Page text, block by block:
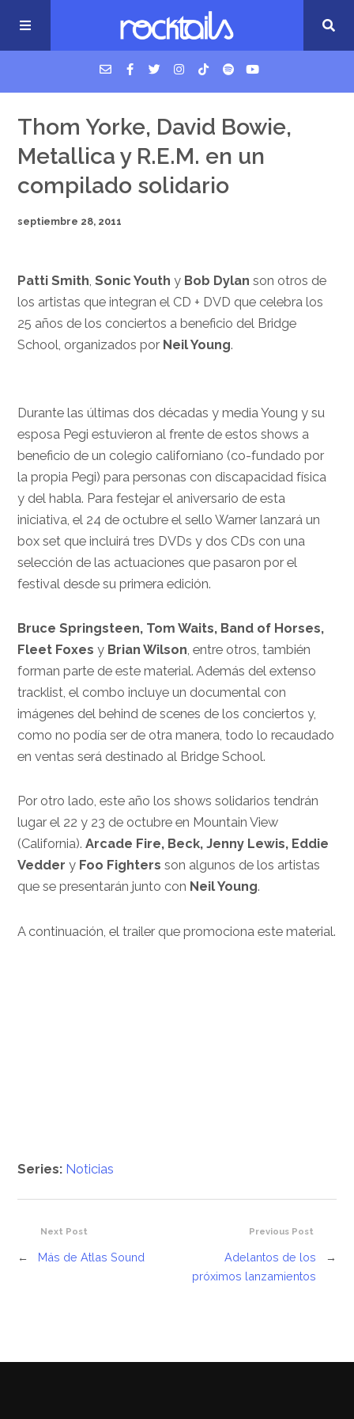
USM Podcast
Cigarrillos en la cama
Música nueva
Thom Yorke, David Bowie,
Metallica y R.E.M. en un
compilado solidario
septiembre 28, 2011
Patti Smith,Sonic Youth y Bob Dylan son otros de
los artistas que integran el CD + DVD que celebra los
25 años de los conciertos a beneficio del Bridge
School, organizados por Neil Young.
Durante las últimas dos décadas y media Young y su
esposa Pegi estuvieron al frente de estos shows a
beneficio de un colegio californiano (co-fundado por
la propia Pegi) para personas con discapacidad física
y del habla. Para festejar el aniversario de esta
iniciativa, el 24 de octubre el sello Warner lanzará un
box set que incluirá tres DVDs y dos CDs con una
selección de las actuaciones que pasaron por el
festival desde su primera edición.
Bruce Springsteen, Tom Waits, Band of Horses,
Fleet Foxesy Brian Wilson, entre otros, también
forman parte de este material. Además del extenso
tracklist, el combo incluye un documental con
imágenes del behind de scenes de los conciertos y,
como no podía ser de otra manera, todo lo recaudado
en ventas será destinado al Bridge School.
Por otro lado, este año los shows solidarios tendrán
lugar el 22 y 23 de octubre en Mountain View
(California).Arcade Fire, Beck, Jenny Lewis, Eddie
Veddery Foo Fighters son algunos de los artistas
que se presentarán junto con Neil Young.
A continuación, el trailer que promociona este material.
Series: Noticias
Previous Post
Adelantos de los
próximos lanzamientos
→
Next Post
← Más de Atlas Sound